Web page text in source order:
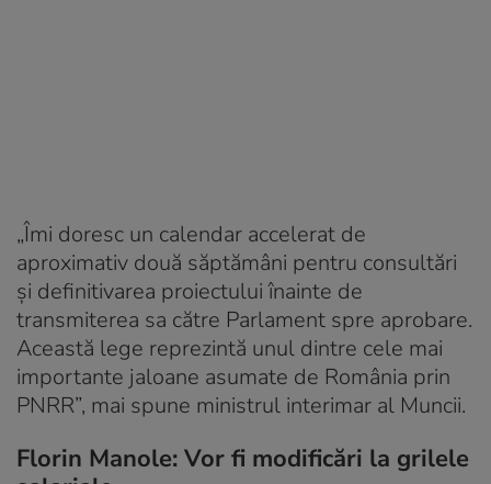
„Îmi doresc un calendar accelerat de
aproximativ două săptămâni pentru consultări
și definitivarea proiectului înainte de
transmiterea sa către Parlament spre aprobare.
Această lege reprezintă unul dintre cele mai
importante jaloane asumate de România prin
PNRR”, mai spune ministrul interimar al Muncii.
Florin Manole: Vor fi modificări la grilele